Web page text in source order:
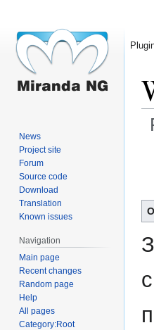
News
Project site
Forum
Source code
Download
Translation
Known issues
Navigation
Main page
Recent changes
Random page
Help
All pages
Category:Root